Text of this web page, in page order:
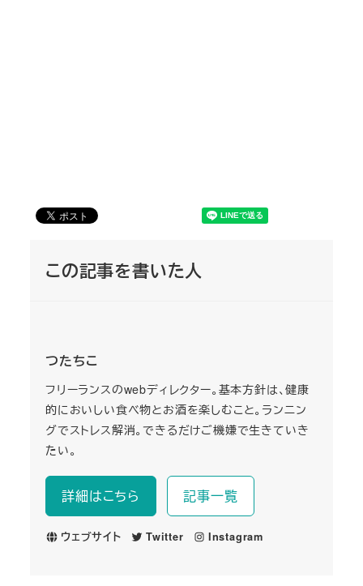
この記事を書いた人
つたちこ
フリーランスのwebディレクター。基本方針は、健康
的においしい食べ物とお酒を楽しむこと。ランニン
グでストレス解消。できるだけご機嫌で生きていき
たい。
詳細はこちら 記事一覧
ウェブサイト Twitter Instagram